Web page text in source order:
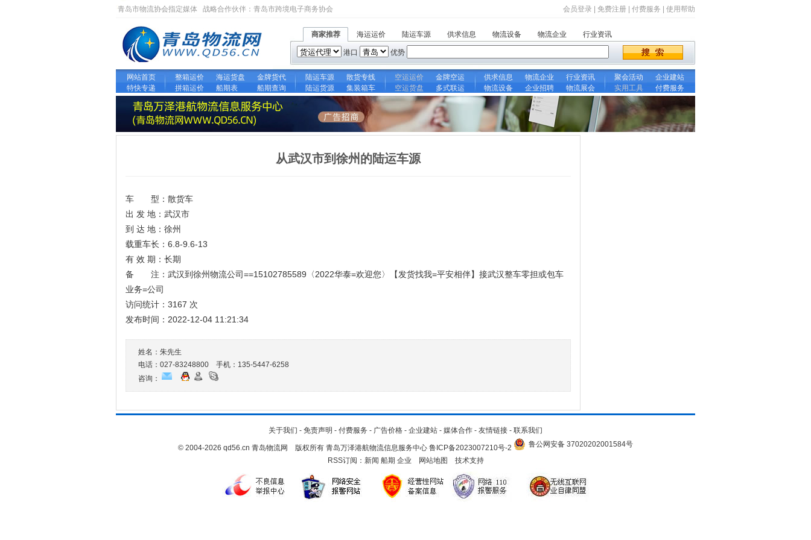
青岛市物流协会指定媒体 战略合作伙伴： 青岛市跨境电子商务协会 会员登录 免费注册 付费服务 使用帮助
商家推荐 海运运价 陆运车源 供求信息 物流设备 物流企业 行业资讯
港口 优势
网站首页 整箱运价 海运货盘 金牌货代 陆运车源 散货专线 空运运价 金牌空运 供求信息 物流企业 行业资讯 聚会活动
企业建站
特快专递
拼箱运价 船期表 船期查询 陆运货源 集装箱车 空运货盘 多式联运 物流设备 企业招聘 物流展会 实用工具 付费服务
从武汉市到徐州的陆运车源
车 型：散货车
出 发 地：武汉市
到 达 地：徐州
载重车长：6.8-9.6-13
有 效 期：长期
备 注：武汉到徐州物流公司==15102785589〈2022华泰=欢迎您〉【发货找我=平安相伴】接武汉整车零担或包车
业务=公司
访问统计：3167 次
发布时间：2022-12-04 11:21:34
姓名：朱先生
电话：027-83248800 手机： 135-5447-6258
咨询：
关于我们 - 免责声明 - 付费服务 - 广告价格 - 企业建站 - 媒体合作 - 友情链接 - 联系我们
© 2004-2026 qd56.cn 青岛物流网 版权所有 青岛万泽港航物流信息服务中心 鲁ICP备2023007210号-2
鲁公网安备 37020202001584号
RSS订阅： 新闻 船期 企业 网站地图 技术支持